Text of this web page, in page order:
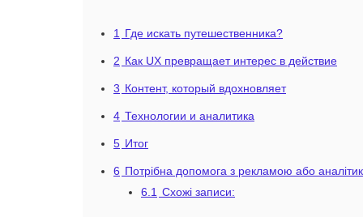
1 Где искать путешественника?
2 Как UX превращает интерес в действие
3 Контент, который вдохновляет
4 Технологии и аналитика
5 Итог
6 Потрібна допомога з рекламою або
6.1 Схожі записи: